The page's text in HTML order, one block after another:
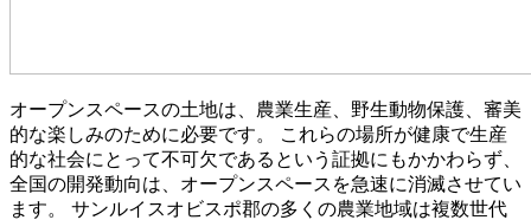
オープンスペースの土地は、農業生産、野生動物保護、審美
的な楽しみのために必要です。 これらの場所が健康で生産
的な社会にとって不可欠であるという証拠にもかかわらず、
全国の開発動向は、オープンスペースを急速に消滅させてい
ます。 サンルイスオビスポ郡の多くの農業地域は複数世代